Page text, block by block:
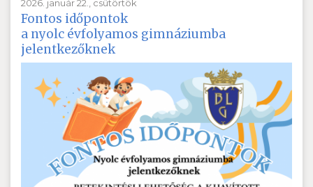
2026. január 22., csütörtök
Fontos időpontok
a nyolc évfolyamos gimnáziumba
jelentkezőknek